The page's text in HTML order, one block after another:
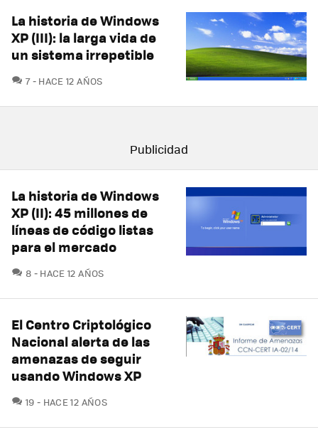
La historia de Windows
XP (III): la larga vida de
un sistema irrepetible
7COMENTARIOS
HACE 12 AÑOS
La historia de Windows
XP (II): 45 millones de
líneas de código listas
para el mercado
8 COMENTARIOS
HACE 12 AÑOS
El Centro Criptológico
Nacional alerta de las
amenazas de seguir
usando Windows XP
19 COMENTARIOS
HACE 12 AÑOS